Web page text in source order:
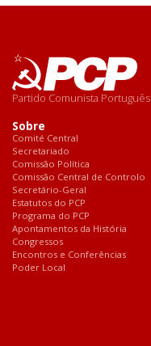
Partido Comunista Português
Sobre
Comité Central
Secretariado
Comissão Política
Comissão Central de Controlo
Secretário-Geral
Estatutos do PCP
Programa do PCP
Apontamentos da História
Congressos
Encontros e Conferências
Poder Local